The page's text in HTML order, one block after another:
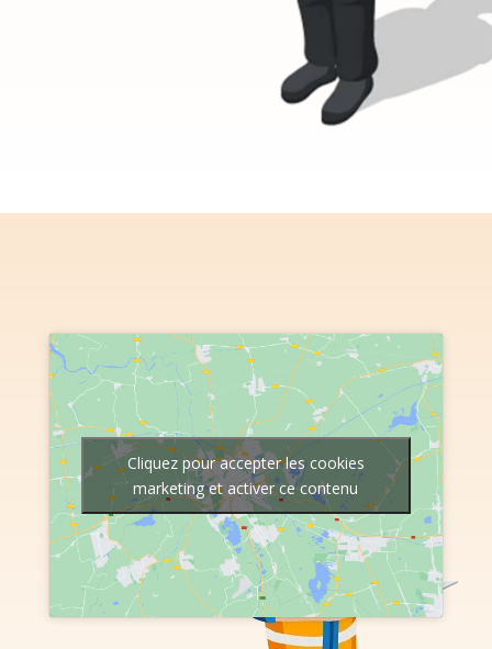
Cliquez pour accepter les cookies
marketing et activer ce contenu